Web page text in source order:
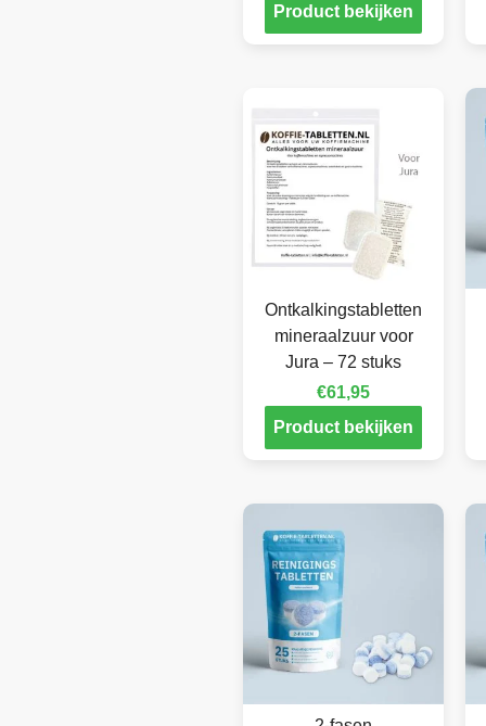
Product bekijken
Ontkalkingstabletten
mineraalzuur voor
Jura – 72 stuks
€61,95
Product bekijken